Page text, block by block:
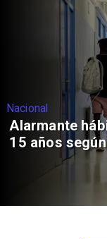
Nacional
Alarmante
15 años